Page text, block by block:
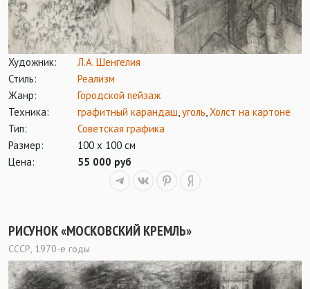
Художник:
Л.А. Шенгелия
Стиль:
Реализм
Жанр:
Городской пейзаж
Техника:
графитный карандаш,уголь,Холст на картоне
Тип:
Советская графика
Размер:
100 х 100 см
Цена:
55 000 руб
РИСУНОК «МОСКОВСКИЙ КРЕМЛЬ»
СССР, 1970-е годы